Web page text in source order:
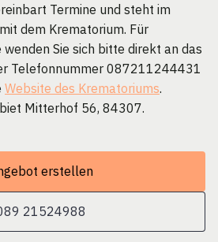
Termine und steht im
dem Krematorium. Für
Sie sich bitte direkt an das
Telefonnummer 087211244431
Website des Krematoriums.
Mitterhof 56, 84307.
erstellen
21524988